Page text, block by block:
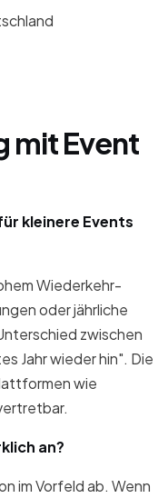
mit Event
kleinere Events
Wiederkehr-
oder jährliche
zwischen
Jahr wieder hin". Die
wie
an?
im Vorfeld ab. Wenn